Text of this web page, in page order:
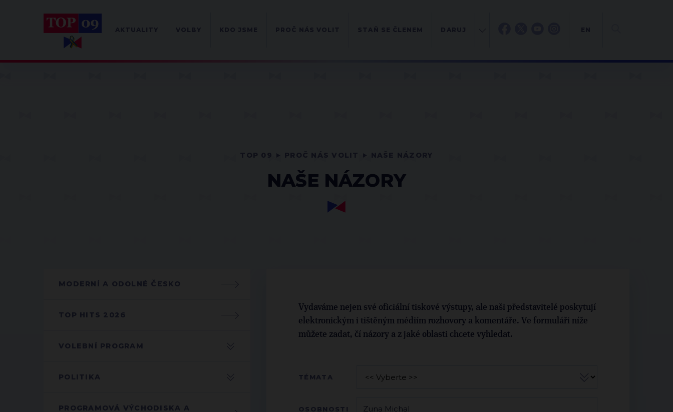
NAŠE NÁZORY
MODERNÍ A ODOLNÉ ČESKO
TOP HITS 2026
VOLEBNÍ PROGRAM
POLITIKA
PROGRAMOVÁ VÝCHODISKA A
Vydaváme nejen své oficiální tiskové výstupy, ale naši představitelé poskytují
elektronickým i tištěným médiím rozhovory a komentáře. Ve formuláři níže
můžete zadat, čí názory a z jaké oblasti chcete vyhledat.
TÉMATA
OSOBNOSTI